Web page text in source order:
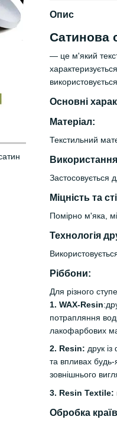
Опис
Сатинова
— це м'який
Основні
Матеріал:
Текстильний
Застосовується
Міцність та
Помірно м'яка,
Технологія
Ріббони:
Для різного
1. WAX-Resin
потрапляння
лакофарбових
2. Resin: друк
та впливах будь-
зовнішнього
3. Resin Textile:
Обробка